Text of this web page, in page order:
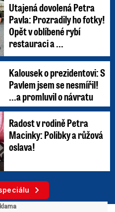
Utajená dovolená Petra
Pavla: Prozradily ho fotky!
Opět v oblíbené rybí
restauraci a ...
Kalousek o prezidentovi: S
Pavlem jsem se nesmířil!
...a promluvil o návratu
Radost v rodině Petra
Macinky: Polibky a růžová
oslava!